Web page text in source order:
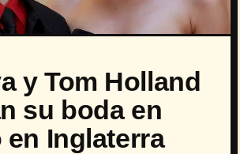
y Tom Holland
su boda en
en Inglaterra